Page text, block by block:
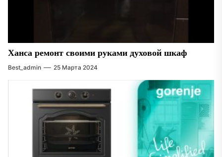
Ханса ремонт своими руками духовой шкаф
Best_admin 25 Марта 2024